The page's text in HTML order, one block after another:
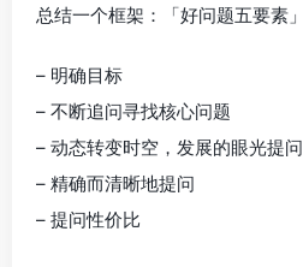
总结一个框架：「好问题五要素」
– 明确目标
– 不断追问寻找核心问题
– 动态转变时空，发展的眼光提问
– 精确而清晰地提问
– 提问性价比